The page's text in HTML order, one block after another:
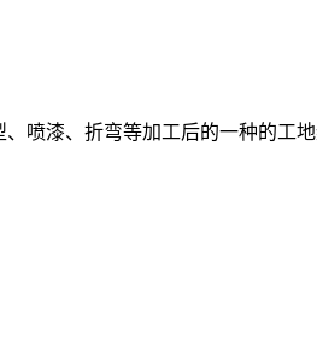
喷漆、折弯等加工后的一种的工